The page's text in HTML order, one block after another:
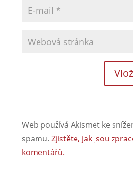
Web používá Akismet ke
spamu. Zjistěte, jak jsou
komentářů.